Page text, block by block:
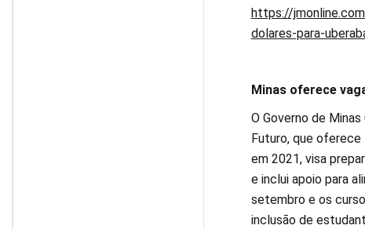
https://
dolares-para-
Minas oferece
O Governo de
Futuro, que
em 2021, visa
e inclui apoio para
setembro e os
inclusão de